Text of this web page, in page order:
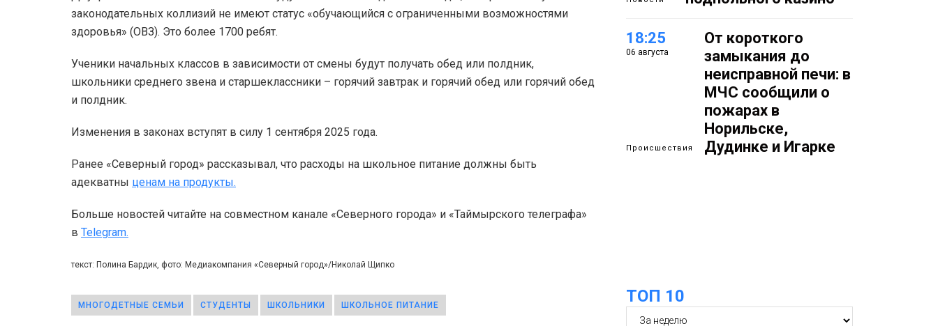
законодательных коллизий не имеют статус «обучающийся с ограниченными возможностями
здоровья» (ОВЗ). Это более 1700 ребят.
Ученики начальных классов в зависимости от смены будут получать обед или полдник,
школьники среднего звена и старшеклассники – горячий завтрак и горячий обед или горячий обед
и полдник.
Изменения в законах вступят в силу 1 сентября 2025 года.
Ранее «Северный город» рассказывал, что расходы на школьное питание должны быть
адекватны ценам на продукты.
Больше новостей читайте на совместном канале «Северного города» и «Таймырского телеграфа»
в Telegram.
текст: Полина Бардик, фото: Медиакомпания «Северный город»/Николай Щипко
МНОГОДЕТНЫЕ СЕМЬИ СТУДЕНТЫ ШКОЛЬНИКИ ШКОЛЬНОЕ ПИТАНИЕ
18:25
06 августа
Происшествия
От короткого
замыкания до
неисправной печи: в
МЧС сообщили о
пожарах в
Норильске,
Дудинке и Игарке
17:21 Афиша 7–14 августа
ТОП 10